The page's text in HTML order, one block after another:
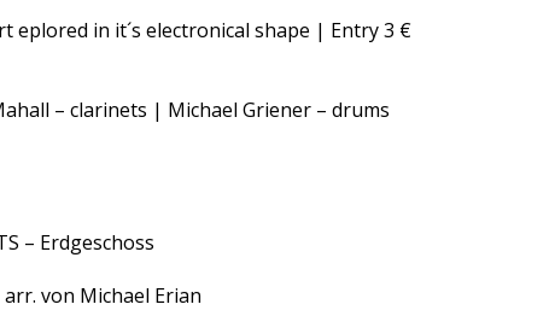
eplored in it´s electronical shape | Entry 3 €
– clarinets | Michael Griener – drums
– Erdgeschoss
arr. von Michael Erian